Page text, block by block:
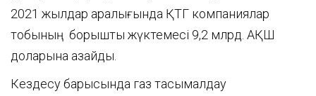
2021 жылдар аралығында ҚТГ компаниялар
тобының борыштық жүктемесі 9,2 млрд. АҚШ
доларына азайды.
Кездесу барысында газ тасымалдау